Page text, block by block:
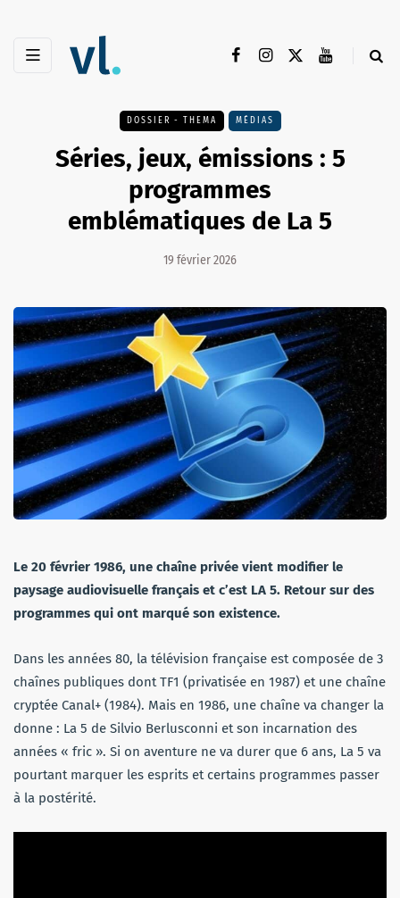
DOSSIER - THEMA MÉDIAS
Séries, jeux, émissions : 5
programmes
emblématiques de La 5
19 février 2026
Le 20 février 1986, une chaîne privée vient modifier le
paysage audiovisuelle français et c’est LA 5. Retour sur des
programmes qui ont marqué son existence.
Dans les années 80, la télévision française est composée de 3
chaînes publiques dont TF1 (privatisée en 1987) et une chaîne
cryptée Canal+ (1984). Mais en 1986, une chaîne va changer la
donne : La 5 de Silvio Berlusconni et son incarnation des
années « fric ». Si on aventure ne va durer que 6 ans, La 5 va
pourtant marquer les esprits et certains programmes passer
à la postérité.